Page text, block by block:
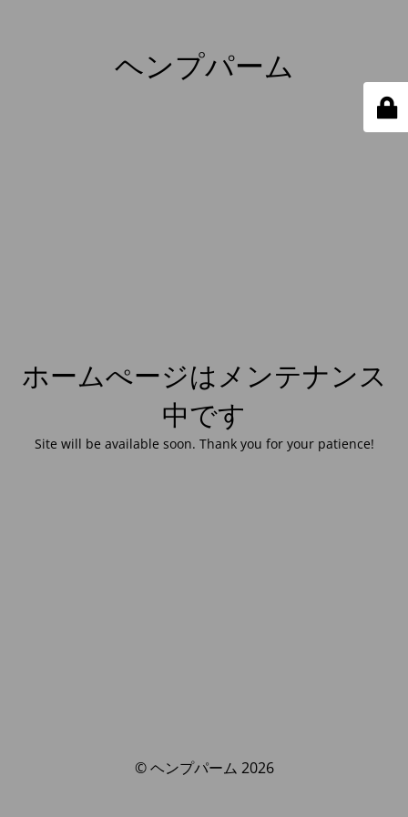
ヘンプパーム
ホームぺージはメンテナンス
中です
Site will be available soon. Thank you for your patience!
© ヘンプパーム 2026